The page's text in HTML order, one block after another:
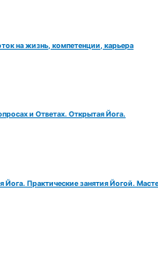
на жизнь, компетенции, карьера
и Ответах. Открытая Йога.
Практические занятия Йогой.